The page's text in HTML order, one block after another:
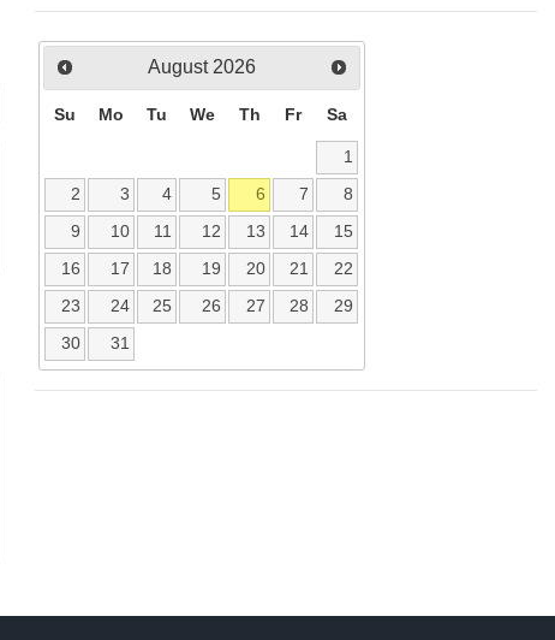
August 2026
Su Mo Tu We Th Fr Sa
1
2
3 4 5 6 7
8
9
10 11 12 13 14
15
16
17 18 19 20 21
22
23
24 25 26 27 28
29
30
31